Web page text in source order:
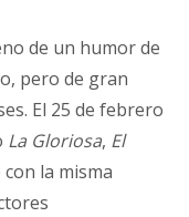
de un humor de
pero de gran
El 25 de febrero
La Gloriosa, El
la misma